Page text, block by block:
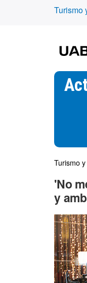
Turismo
Turismo
'No
y